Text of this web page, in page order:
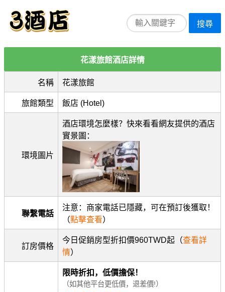
搜尋
花漾旅館酒店詳情
名稱 花漾旅館
旅館類型 飯店 (Hotel)
環境圖片
酒店環境怎麼樣？快來看看網友提供的酒店
實景圖：
聯繫電話
注意：商家電話已隱藏，可在預訂後獲取！
（點擊查看）
訂房價格
今日促銷房型折扣價960TWD起（查看詳
情）
限時折扣，低價擔保！
（如其他平台更低價，退差價!）